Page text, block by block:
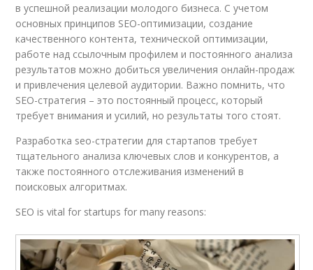
в успешной реализации молодого бизнеса. С учетом
основных принципов SEO-оптимизации, создание
качественного контента, технической оптимизации,
работе над ссылочным профилем и постоянного анализа
результатов можно добиться увеличения онлайн-продаж
и привлечения целевой аудитории. Важно помнить, что
SEO-стратегия – это постоянный процесс, который
требует внимания и усилий, но результаты того стоят.
Разработка seo-стратегии для стартапов требует
тщательного анализа ключевых слов и конкурентов, а
также постоянного отслеживания изменений в
поисковых алгоритмах.
SEO is vital for startups for many reasons: